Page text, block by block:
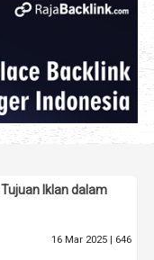
Iklan dalam
16 Mar 2025 | 646